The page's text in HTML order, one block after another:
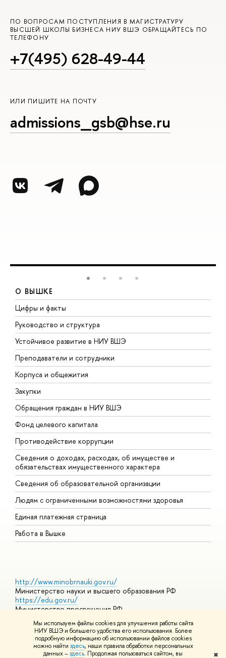
Мы используем файлы cookies для улучшения работы сайта
НИУ ВШЭ и большего удобства его использования. Более
подробную информацию об использовании файлов cookies
можно найти здесь, наши правила обработки персональных
данных –здесь. Продолжая пользоваться сайтом, вы
✖
ПО ВОПРОСАМ ПОСТУПЛЕНИЯ В МАГИСТРАТУРУ
ВЫСШЕЙ ШКОЛЫ БИЗНЕСА НИУ ВШЭ ОБРАЩАЙТЕСЬ ПО
ТЕЛЕФОНУ
+7(495) 628-49-44
ИЛИ ПИШИТЕ НА ПОЧТУ
admissions_gsb@hse.ru
О ВЫШКЕ
Цифры и факты
Руководство и структура
Устойчивое развитие в НИУ ВШЭ
Преподаватели и сотрудники
Корпуса и общежития
Закупки
Обращения граждан в НИУ ВШЭ
Фонд целевого капитала
Противодействие коррупции
Сведения о доходах, расходах, об имуществе и
обязательствах имущественного характера
Сведения об образовательной организации
Людям с ограниченными возможностями здоровья
Единая платежная страница
Работа в Вышке
http://www.minobrnauki.gov.ru/
Министерство науки и высшего образования РФ
https://edu.gov.ru/
Министерство просвещения РФ
https://elearning.hse.ru/mooc
Массовые открытые онлайн-курсы